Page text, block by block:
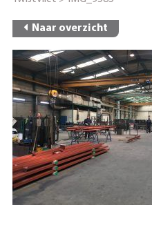
Naar overzicht